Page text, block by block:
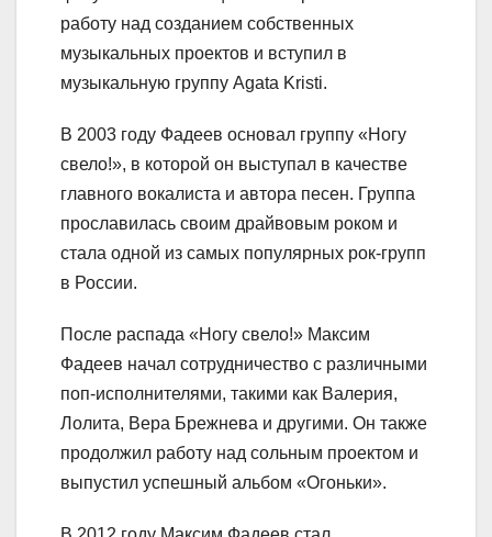
работу над созданием собственных
музыкальных проектов и вступил в
музыкальную группу Agata Kristi.
В 2003 году Фадеев основал группу «Ногу
свело!», в которой он выступал в качестве
главного вокалиста и автора песен. Группа
прославилась своим драйвовым роком и
стала одной из самых популярных рок-групп
в России.
После распада «Ногу свело!» Максим
Фадеев начал сотрудничество с различными
поп-исполнителями, такими как Валерия,
Лолита, Вера Брежнева и другими. Он также
продолжил работу над сольным проектом и
выпустил успешный альбом «Огоньки».